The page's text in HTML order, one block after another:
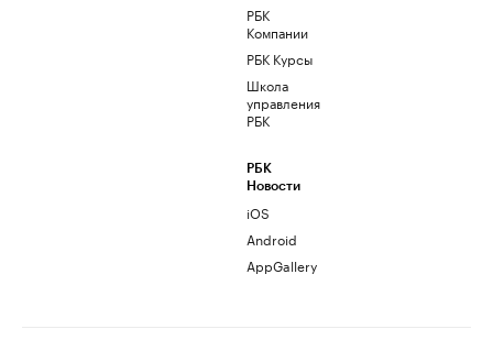
РБК
Компании
РБК Курсы
Школа
управления
РБК
РБК
Новости
iOS
Android
AppGallery